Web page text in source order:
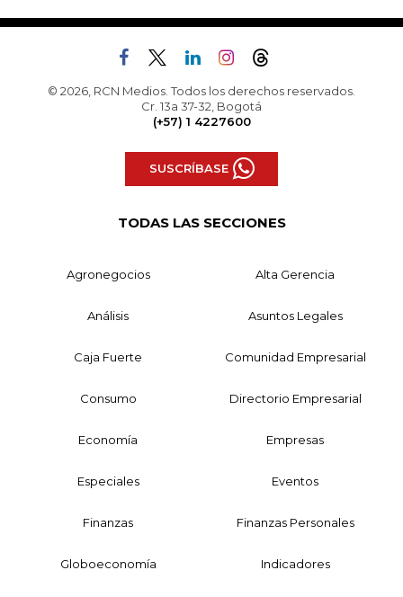
© 2026, RCN Medios. Todos los derechos reservados.
Cr. 13a 37-32, Bogotá
(+57) 1 4227600
SUSCRÍBASE
TODAS LAS SECCIONES
Agronegocios Alta Gerencia
Análisis Asuntos Legales
Caja Fuerte Comunidad Empresarial
Consumo Directorio Empresarial
Economía Empresas
Especiales Eventos
Finanzas Finanzas Personales
Globoeconomía Indicadores